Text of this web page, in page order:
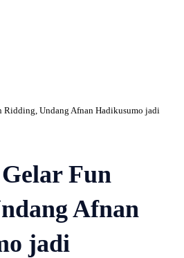
Ridding, Undang Afnan Hadikusumo jadi
Fun
Afnan
jadi